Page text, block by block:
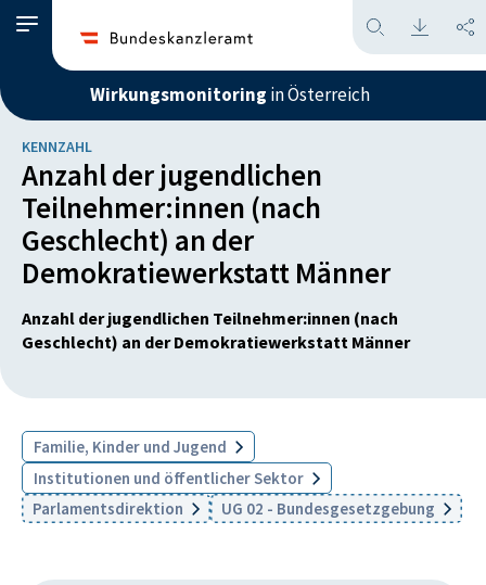
Wirkungsmonitoring in Österreich
KENNZAHL
Anzahl der jugendlichen
Teilnehmer:innen (nach
Geschlecht) an der
Demokratiewerkstatt Männer
Anzahl der jugendlichen Teilnehmer:innen (nach
Geschlecht) an der Demokratiewerkstatt Männer
Familie, Kinder und Jugend
Institutionen und öffentlicher Sektor
Parlamentsdirektion
UG 02 - Bundesgesetzgebung